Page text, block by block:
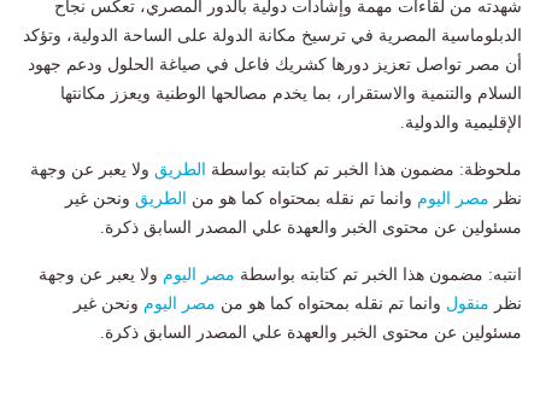
شهدته من لقاءات مهمة وإشادات دولية بالدور المصري، تعكس نجاح
الدبلوماسية المصرية في ترسيخ مكانة الدولة على الساحة الدولية، وتؤكد
أن مصر تواصل تعزيز دورها كشريك فاعل في صياغة الحلول ودعم جهود
السلام والتنمية والاستقرار، بما يخدم مصالحها الوطنية ويعزز مكانتها
الإقليمية والدولية.
ملحوظة: مضمون هذا الخبر تم كتابته بواسطة الطريق ولا يعبر عن وجهة
نظر مصر اليوم وانما تم نقله بمحتواه كما هو من الطريق ونحن غير
مسئولين عن محتوى الخبر والعهدة علي المصدر السابق ذكرة.
انتبه: مضمون هذا الخبر تم كتابته بواسطة مصر اليوم ولا يعبر عن وجهة
نظر منقول وانما تم نقله بمحتواه كما هو من مصر اليوم ونحن غير
مسئولين عن محتوى الخبر والعهدة علي المصدر السابق ذكرة.